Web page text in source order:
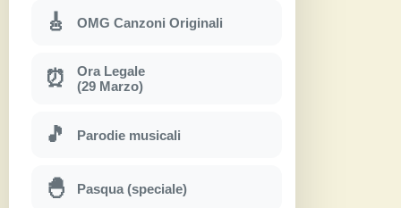
🎸 OMG Canzoni Originali
⏰
Ora Legale
(29 Marzo)
🎵 Parodie musicali
🐣 Pasqua (speciale)